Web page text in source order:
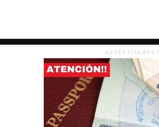
ADVERTISEMENT